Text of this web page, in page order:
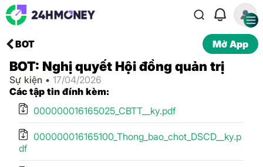
BOT Mở App
BOT: Nghị quyết Hội đồng quản trị
Sự kiện • 17/04/2026
Các tập tin đính kèm:
000000016165025_CBTT__ky.pdf
000000016165100_Thong_bao_chot_DSCD__ky.p
df